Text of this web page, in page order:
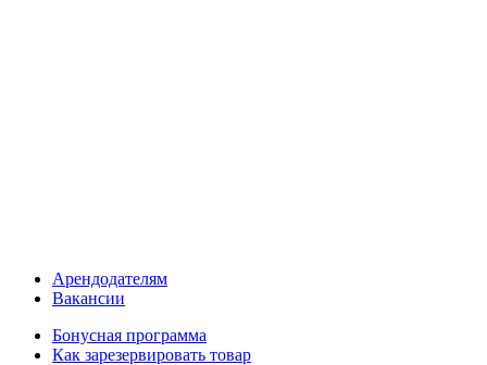
Арендодателям
Вакансии
Бонусная программа
Как зарезервировать товар